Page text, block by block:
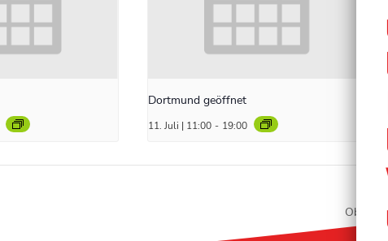
Dortmund geöffnet
11. Juli | 11:00 - 19:00